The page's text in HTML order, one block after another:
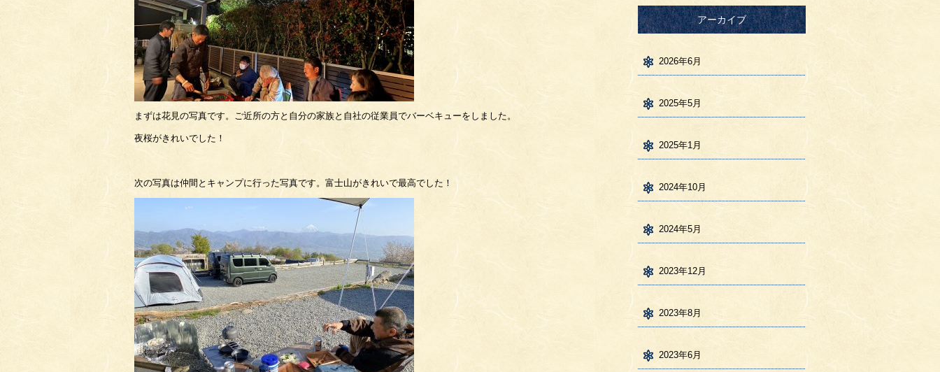
まずは花見の写真です。ご近所の方と自分の家族と自社の従業員でバーベキューをしました。
夜桜がきれいでした！
次の写真は仲間とキャンプに行った写真です。富士山がきれいで最高でした！
アーカイブ
2026年6月
2025年5月
2025年1月
2024年10月
2024年5月
2023年12月
2023年8月
2023年6月